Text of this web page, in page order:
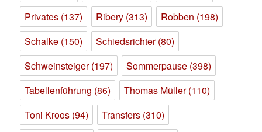
Privates (137) Ribery (313) Robben (198)
Schalke (150) Schiedsrichter(80)
Schweinsteiger(197) Sommerpause (398)
Tabellenführung (86) Thomas Müller(110)
Toni Kroos (94) Transfers (310)